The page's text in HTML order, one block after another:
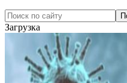
Загрузка